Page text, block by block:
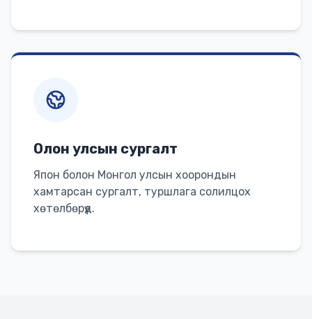
Олон улсын сургалт
Япон болон Монгол улсын хоорондын
хамтарсан сургалт, туршлага солилцох
хөтөлбөрүүд.